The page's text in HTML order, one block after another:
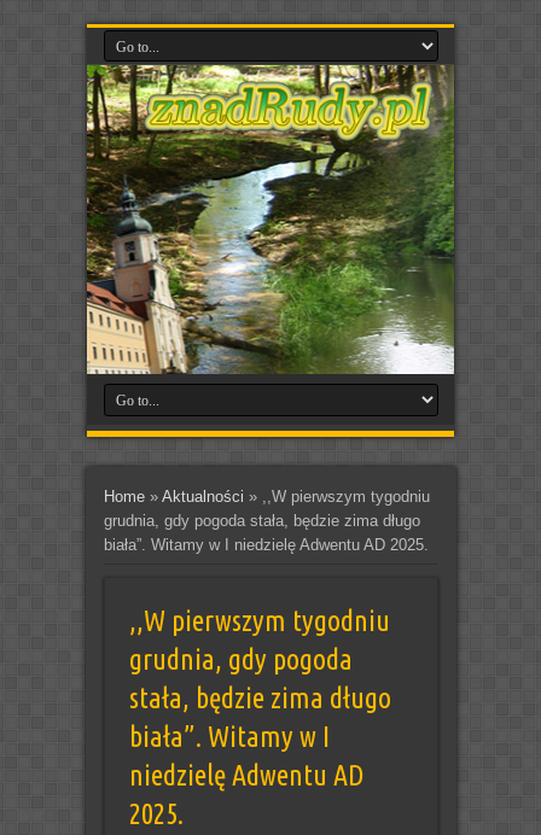
Home» Aktualności »
,,W pierwszym tygodniu
grudnia, gdy pogoda stała, będzie zima długo
biała”. Witamy w I niedzielę Adwentu AD 2025.
,,W pierwszym tygodniu
grudnia, gdy pogoda
stała, będzie zima długo
biała”. Witamy w I
niedzielę Adwentu AD
2025.